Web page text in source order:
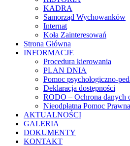
KADRA
Samorząd Wychowanków
Internat
Koła Zainteresowań
Strona Główna
INFORMACJE
Procedura kierowania
PLAN DNIA
Pomoc psychologiczno-
Deklaracja dostępności
RODO – Ochrona danych
Nieodpłatna Pomoc Prawna
AKTUALNOŚCI
GALERIA
DOKUMENTY
KONTAKT